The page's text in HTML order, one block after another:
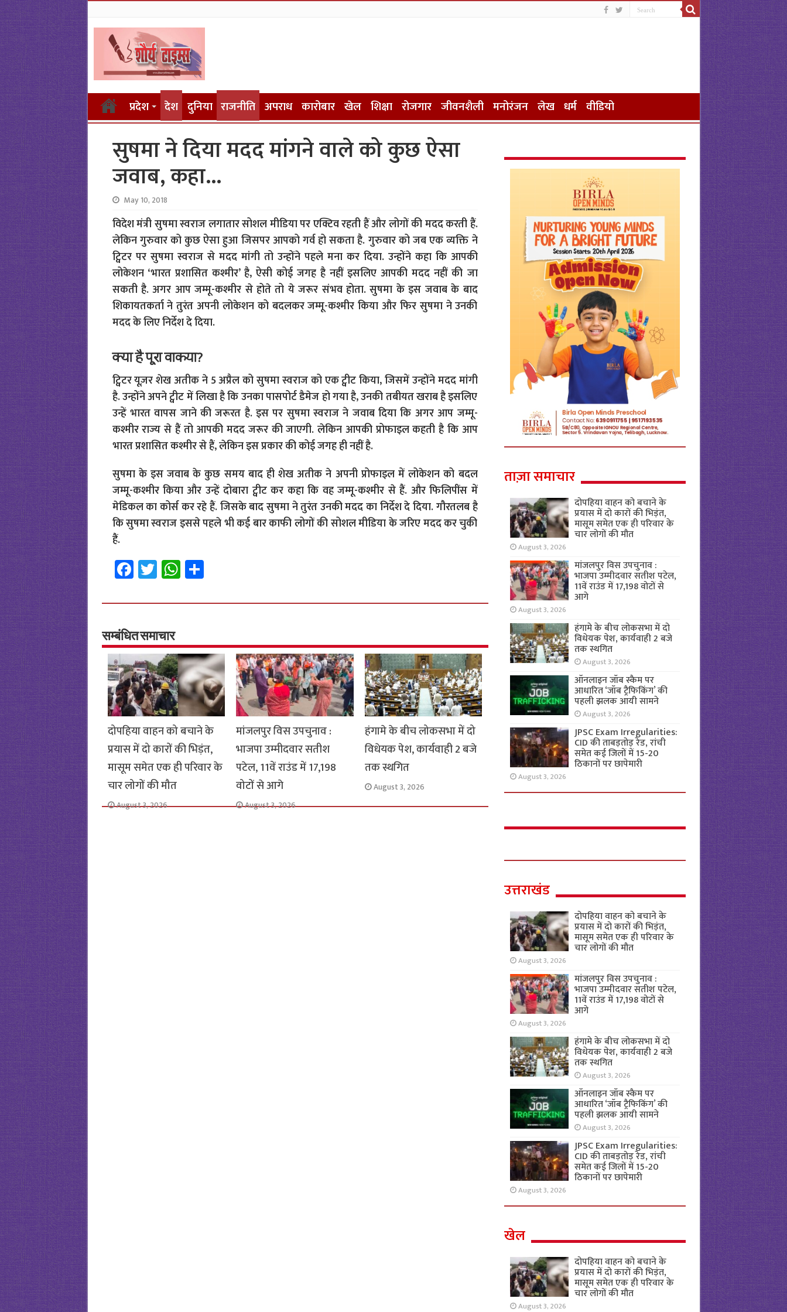
प्रदेश देश दुनिया राजनीति अपराध कारोबार खेल शिक्षा रोजगार जीवनशैली मनोरंजन लेख धर्म वीडियो
सुषमा ने दिया मदद मांगने वाले को कुछ ऐसा
जवाब, कहा…
May 10, 2018
विदेश मंत्री सुषमा स्वराज लगातार सोशल मीडिया पर एक्टिव रहती हैं और लोगों की मदद करती हैं.
लेकिन गुरुवार को कुछ ऐसा हुआ जिसपर आपको गर्व हो सकता है. गुरुवार को जब एक व्यक्ति ने
ट्विटर पर सुषमा स्वराज से मदद मांगी तो उन्होंने पहले मना कर दिया. उन्होंने कहा कि आपकी
लोकेशन ‘भारत प्रशासित कश्मीर’ है, ऐसी कोई जगह है नहीं इसलिए आपकी मदद नहीं की जा
सकती है. अगर आप जम्मू-कश्मीर से होते तो ये जरूर संभव होता.सुषमा के इस जवाब के बाद
शिकायतकर्ता ने तुरंत अपनी लोकेशन को बदलकर जम्मू-कश्मीर किया और फिर सुषमा ने उनकी
मदद के लिए निर्देश दे दिया.
क्या है पूरा वाकया?
ट्विटर यूज़र शेख अतीक ने 5 अप्रैल को सुषमा स्वराज को एक ट्वीट किया, जिसमें उन्होंने मदद मांगी
है. उन्होंने अपने ट्वीट में लिखा है कि उनका पासपोर्ट डैमेज हो गया है, उनकी तबीयत खराब है इसलिए
उन्हें भारत वापस जाने की जरूरत है. इस पर सुषमा स्वराज ने जवाब दिया कि अगर आप जम्मू-
कश्मीर राज्य से हैं तो आपकी मदद जरूर की जाएगी. लेकिन आपकी प्रोफाइल कहती है कि आप
भारत प्रशासित कश्मीर से हैं, लेकिन इस प्रकार की कोई जगह ही नहीं है.
सुषमा के इस जवाब के कुछ समय बाद ही शेख अतीक ने अपनी प्रोफाइल में लोकेशन को बदल
जम्मू-कश्मीर किया और उन्हें दोबारा ट्वीट कर कहा कि वह जम्मू-कश्मीर से हैं. और फिलिपींस में
मेडिकल का कोर्स कर रहे हैं. जिसके बाद सुषमा ने तुरंत उनकी मदद का निर्देश दे दिया.गौरतलब है
कि सुषमा स्वराज इससे पहले भी कई बार काफी लोगों की सोशल मीडिया के जरिए मदद कर चुकी
हैं.
Fa
ce
b
o
o
k
T
wi
tt
er
W
h
at
p
p
S
h
ar
सम्बंधित समाचार
दोपहिया वाहन को बचाने के
प्रयास में दो कारों की भिड़ंत,
मासूम समेत एक ही परिवार के
चार लोगों की मौत
August 3, 2026
मांजलपुर विस उपचुनाव :
भाजपा उम्मीदवार सतीश
पटेल, 11वें राउंड में 17,198
वोटों से आगे
August 3, 2026
हंगामे के बीच लोकसभा में दो
विधेयक पेश, कार्यवाही 2 बजे
तक स्थगित
August 3, 2026
ताज़ा समाचार
दोपहिया वाहन को बचाने के
प्रयास में दो कारों की भिड़ंत,
मासूम समेत एक ही परिवार के
चार लोगों की मौत
August 3, 2026
मांजलपुर विस उपचुनाव :
भाजपा उम्मीदवार सतीश पटेल,
11वें राउंड में 17,198 वोटों से
आगे
August 3, 2026
हंगामे के बीच लोकसभा में दो
विधेयक पेश, कार्यवाही 2 बजे
तक स्थगित
August 3, 2026
ऑनलाइन जॉब स्कैम पर
आधारित ‘जॉब ट्रैफिकिंग’ की
पहली झलक आयी सामने
August 3, 2026
JPSC Exam Irregularities:
CID की ताबड़तोड़ रेड, रांची
समेत कई जिलों में 15-20
ठिकानों पर छापेमारी
August 3, 2026
उत्तराखंड
दोपहिया वाहन को बचाने के
प्रयास में दो कारों की भिड़ंत,
मासूम समेत एक ही परिवार के
चार लोगों की मौत
August 3, 2026
मांजलपुर विस उपचुनाव :
भाजपा उम्मीदवार सतीश पटेल,
11वें राउंड में 17,198 वोटों से
आगे
August 3, 2026
हंगामे के बीच लोकसभा में दो
विधेयक पेश, कार्यवाही 2 बजे
तक स्थगित
August 3, 2026
ऑनलाइन जॉब स्कैम पर
आधारित ‘जॉब ट्रैफिकिंग’ की
पहली झलक आयी सामने
August 3, 2026
JPSC Exam Irregularities:
CID की ताबड़तोड़ रेड, रांची
समेत कई जिलों में 15-20
ठिकानों पर छापेमारी
August 3, 2026
खेल
दोपहिया वाहन को बचाने के
प्रयास में दो कारों की भिड़ंत,
मासूम समेत एक ही परिवार के
चार लोगों की मौत
August 3, 2026